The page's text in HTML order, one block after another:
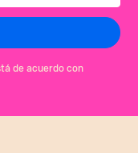
de acuerdo con